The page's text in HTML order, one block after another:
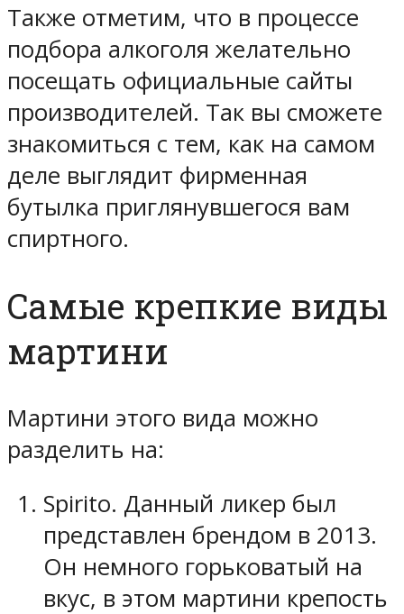
Также отметим, что в процессе
подбора алкоголя желательно
посещать официальные сайты
производителей. Так вы сможете
знакомиться с тем, как на самом
деле выглядит фирменная
бутылка приглянувшегося вам
спиртного.
Самые крепкие виды
мартини
Мартини этого вида можно
разделить на:
Spirito. Данный ликер был
представлен брендом в 2013.
Он немного горьковатый на
вкус, в этом мартини крепость